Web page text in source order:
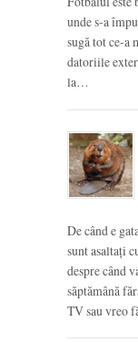
unde s-a
sugă tot ce-a
datoriile
la…
De când e
sunt asaltați
despre când
săptămână
TV sau vreo